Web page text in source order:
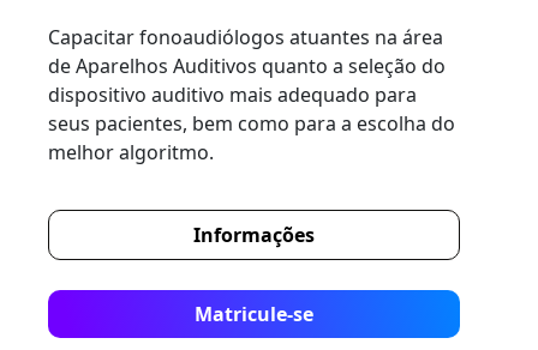
Capacitar fonoaudiólogos atuantes na área
de Aparelhos Auditivos quanto a seleção do
dispositivo auditivo mais adequado para
seus pacientes, bem como para a escolha do
melhor algoritmo.
Informações
Matricule-se